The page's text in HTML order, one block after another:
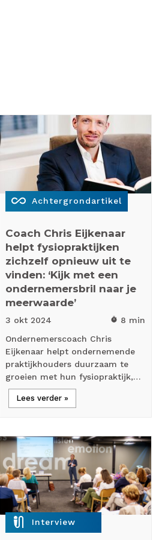
all_inclusive Achtergrondartikel
Coach Chris Eijkenaar
helpt fysiopraktijken
zichzelf opnieuw uit te
vinden: ‘Kijk met een
ondernemersbril naar je
meerwaarde’
3 okt 2024 timer 8 min
Ondernemerscoach Chris
Eijkenaar helpt ondernemende
praktijkhouders duurzaam te
groeien met hun fysiopraktijk,…
Lees verder »
mic_external_on Interview